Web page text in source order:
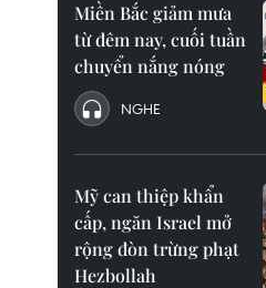
Miền Bắc giảm mưa
từ đêm nay, cuối tuần
chuyển nắng nóng
NGHE
Mỹ can thiệp khẩn
cấp, ngăn Israel mở
rộng đòn trừng phạt
Hezbollah